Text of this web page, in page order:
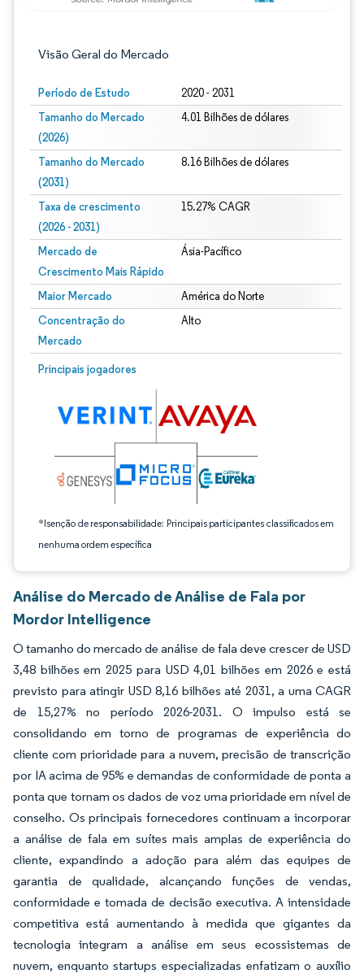
Visão Geral do Mercado
Período de Estudo 2020 - 2031
Tamanho do Mercado
(2026)
4.01 Bilhões de dólares
Tamanho do Mercado
(2031)
8.16 Bilhões de dólares
Taxa de crescimento
(2026 - 2031)
15.27% CAGR
Mercado de
Crescimento Mais Rápido
Ásia-Pacífico
Maior Mercado América do Norte
Concentração do
Mercado
Alto
Principais jogadores
*Isenção de responsabilidade: Principais participantes classificados em
nenhuma ordem específica
Imagem © Mordor Intelligence. O reuso requer atribuição conforme CC BY 4.0.
Análise do Mercado de Análise de Fala por
Mordor Intelligence
O tamanho do mercado de análise de fala deve crescer de USD
3,48 bilhões em 2025 para USD 4,01 bilhões em 2026 e está
previsto para atingir USD 8,16 bilhões até 2031, a uma CAGR
de 15,27% no período 2026-2031. O impulso está se
consolidando em torno de programas de experiência do
cliente com prioridade para a nuvem, precisão de transcrição
por IA acima de 95% e demandas de conformidade de ponta a
ponta que tornam os dados de voz uma prioridade em nível de
conselho. Os principais fornecedores continuam a incorporar
a análise de fala em suítes mais amplas de experiência do
cliente, expandindo a adoção para além das equipes de
garantia de qualidade, alcançando funções de vendas,
conformidade e tomada de decisão executiva. A intensidade
competitiva está aumentando à medida que gigantes da
tecnologia integram a análise em seus ecossistemas de
nuvem, enquanto startups especializadas enfatizam o auxílio